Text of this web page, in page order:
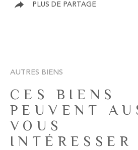
PLUS DE PARTAGE
AUTRES BIENS
CES BIENS
PEUVENT
VOUS
INTÉRESSER